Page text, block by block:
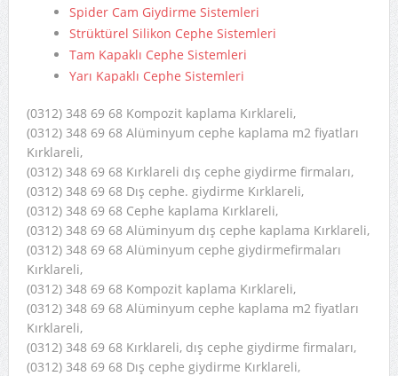
Spider Cam Giydirme Sistemleri
Strüktürel Silikon Cephe Sistemleri
Tam Kapaklı Cephe Sistemleri
Yarı Kapaklı Cephe Sistemleri
(0312) 348 69 68 Kompozit kaplama Kırklareli,
(0312) 348 69 68 Alüminyum cephe kaplama m2 fiyatları
Kırklareli,
(0312) 348 69 68 Kırklareli dış cephe giydirme firmaları,
(0312) 348 69 68 Dış cephe. giydirme Kırklareli,
(0312) 348 69 68 Cephe kaplama Kırklareli,
(0312) 348 69 68 Alüminyum dış cephe kaplama Kırklareli,
(0312) 348 69 68 Alüminyum cephe giydirmefirmaları
Kırklareli,
(0312) 348 69 68 Kompozit kaplama Kırklareli,
(0312) 348 69 68 Alüminyum cephe kaplama m2 fiyatları
Kırklareli,
(0312) 348 69 68 Kırklareli, dış cephe giydirme firmaları,
(0312) 348 69 68 Dış cephe giydirme Kırklareli,